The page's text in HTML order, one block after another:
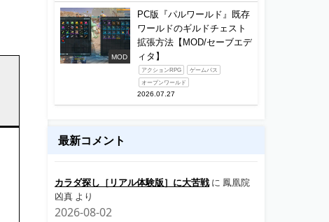
MOD
PC版『パルワールド』既存
ワールドのギルドチェスト
拡張方法【MOD/セーブエデ
ィタ】
アクションRPG ゲームパス
オープンワールド
2026.07.27
最新コメント
カラダ探し［リアル体験版］に大苦戦 に
鳳凰院
凶真 より
2026-08-02